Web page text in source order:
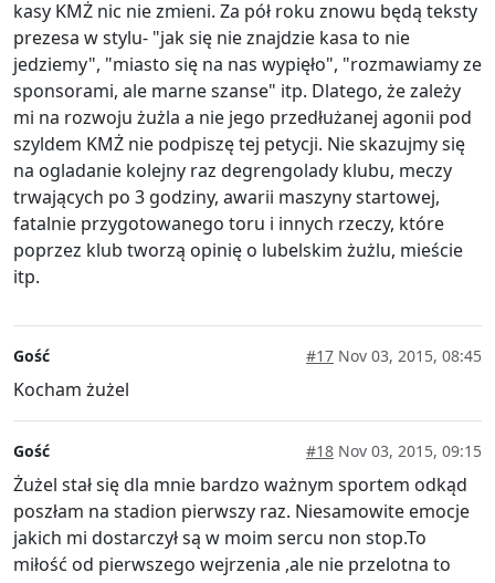
kasy KMŻ nic nie zmieni. Za pół roku znowu będą teksty
prezesa w stylu- "jak się nie znajdzie kasa to nie
jedziemy", "miasto się na nas wypięło", "rozmawiamy ze
sponsorami, ale marne szanse" itp. Dlatego, że zależy
mi na rozwoju żużla a nie jego przedłużanej agonii pod
szyldem KMŻ nie podpiszę tej petycji. Nie skazujmy się
na ogladanie kolejny raz degrengolady klubu, meczy
trwających po 3 godziny, awarii maszyny startowej,
fatalnie przygotowanego toru i innych rzeczy, które
poprzez klub tworzą opinię o lubelskim żużlu, mieście
itp.
Gość #17 Nov 03, 2015, 08:45
Kocham żużel
Gość #18 Nov 03, 2015, 09:15
Żużel stał się dla mnie bardzo ważnym sportem odkąd
poszłam na stadion pierwszy raz. Niesamowite emocje
jakich mi dostarczył są w moim sercu non stop.To
miłość od pierwszego wejrzenia ,ale nie przelotna to